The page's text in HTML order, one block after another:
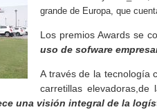
grande de Europa, que
Los premios Awards se
uso de sofware
A través de la tecnología
carretillas elevadoras,de
una visión integral de la